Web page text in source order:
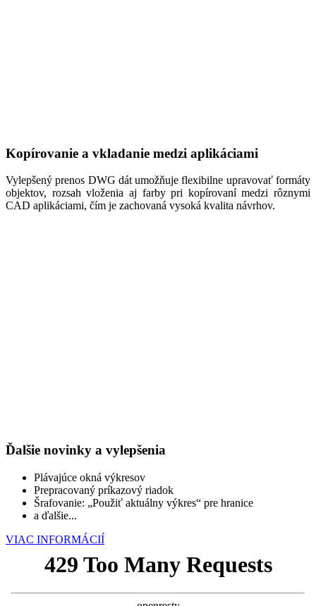
Kopírovanie a vkladanie medzi aplikáciami
Vylepšený prenos DWG dát umožňuje flexibilne upravovať formáty
objektov, rozsah vloženia aj farby pri kopírovaní medzi rôznymi
CAD aplikáciami, čím je zachovaná vysoká kvalita návrhov.
Ďalšie novinky a vylepšenia
Plávajúce okná výkresov
Prepracovaný príkazový riadok
Šrafovanie: „Použiť aktuálny výkres“ pre hranice
a ďalšie...
VIAC INFORMÁCIÍ